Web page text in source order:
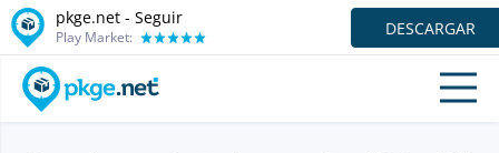
pkge.net - Seguir
Play Market: DESCARGAR